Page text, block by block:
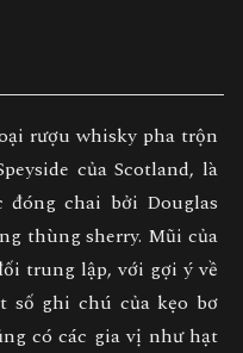
rượu whisky pha trộn
của Scotland, là
chai bởi Douglas
thùng sherry. Mũi của
trung lập, với gợi ý về
số ghi chú của kẹo bơ
có các gia vị như hạt